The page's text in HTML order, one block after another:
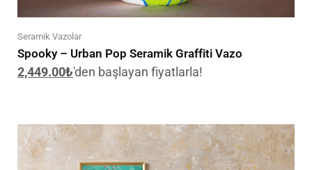
Seramik Vazolar
Spooky – Urban Pop Seramik Graffiti Vazo
2,449.00₺'den başlayan fiyatlarla!